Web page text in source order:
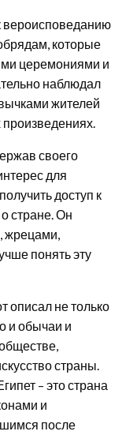
вероисповеданию
которые
церемониями и
наблюдал
жителей
произведениях.
своего
для
доступ к
стране. Он
жрецами,
понять эту
описал не только
и обычаи и
страны.
– это страна
и
после